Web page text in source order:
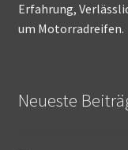
Erfahrung,
um Motorradreifen.
Neueste